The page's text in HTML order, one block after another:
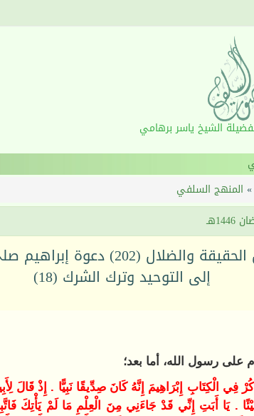
الشيخ ياسر برهامي
» المنهج السلفي
الدين الإبراهيمي بين الحقيقة
إلى التوحيد وترك الشرك (18)
على رسول الله، أما بعد؛
فِي الْكِتَابِ إِبْرَاهِيمَ إِنَّهُ كَانَ صِدِّيقًا نَبِيًّا . إِذْ قَالَ
. يَا أَبَتِ إِنِّي قَدْ جَاءَنِي مِنَ الْعِلْمِ مَا لَمْ يَأْتِكَ